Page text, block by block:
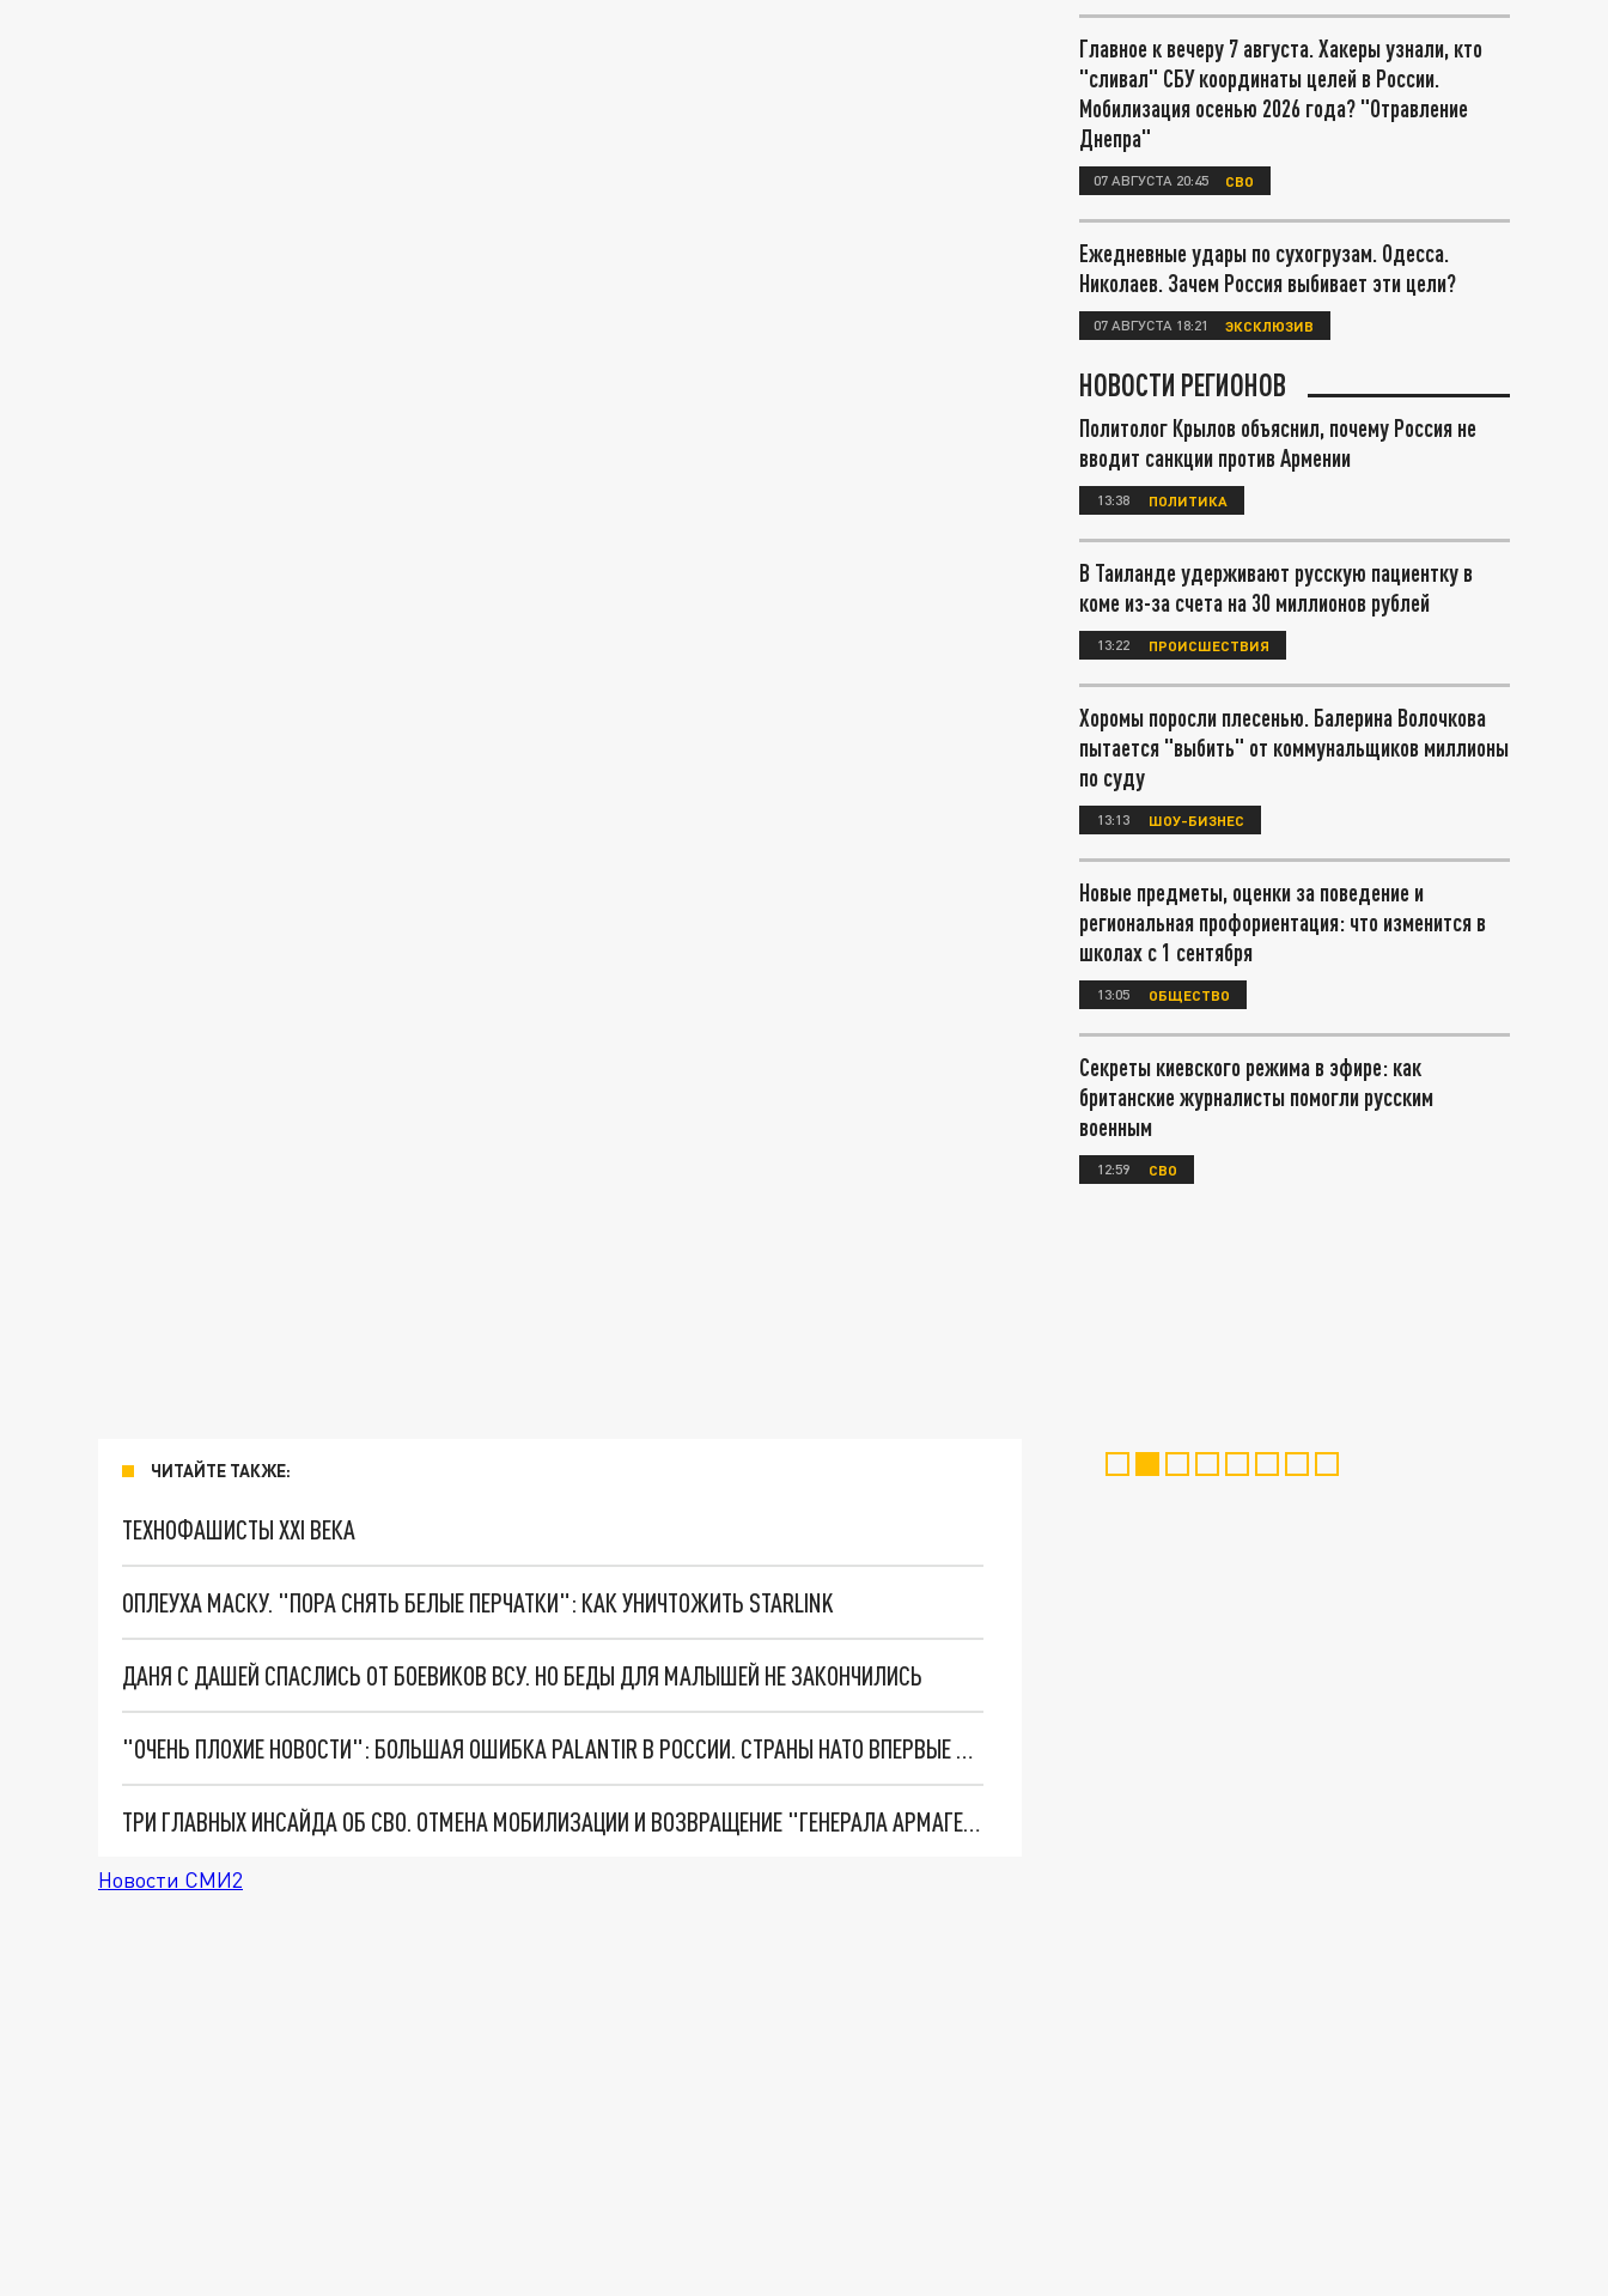
ЧИТАЙТЕ ТАКЖЕ:
ТЕХНОФАШИСТЫ XXI ВЕКА
ОПЛЕУХА МАСКУ. "ПОРА СНЯТЬ БЕЛЫЕ ПЕРЧАТКИ": КАК УНИЧТОЖИТЬ STARLINK
ДАНЯ С ДАШЕЙ СПАСЛИСЬ ОТ БОЕВИКОВ ВСУ. НО БЕДЫ ДЛЯ МАЛЫШЕЙ НЕ ЗАКОНЧИЛИСЬ
"ОЧЕНЬ ПЛОХИЕ НОВОСТИ": БОЛЬШАЯ ОШИБКА PALANTIR В РОССИИ. СТРАНЫ НАТО ВПЕРВЫЕ ЗА СВО ОСТАНОВИЛИ ПОСТАВКИ ОРУЖИЯ. ВСУ ТЕРЯЮТ ПРИГРАНИЧЬЕ?
ТРИ ГЛАВНЫХ ИНСАЙДА ОБ СВО. ОТМЕНА МОБИЛИЗАЦИИ И ВОЗВРАЩЕНИЕ "ГЕНЕРАЛА АРМАГЕДДОНА"? ОТЛИЧНЫЕ НОВОСТИ, КОТОРЫЕ ЖДАЛИ ВСЕ
Новости СМИ2
Главное к вечеру 7 августа. Хакеры узнали, кто
"сливал" СБУ координаты целей в России.
Мобилизация осенью 2026 года? "Отравление
Днепра"
07 АВГУСТА 20:45 СВО
Ежедневные удары по сухогрузам. Одесса.
Николаев. Зачем Россия выбивает эти цели?
07 АВГУСТА 18:21 ЭКСКЛЮЗИВ
НОВОСТИ РЕГИОНОВ
Политолог Крылов объяснил, почему Россия не
вводит санкции против Армении
13:38 ПОЛИТИКА
В Таиланде удерживают русскую пациентку в
коме из-за счета на 30 миллионов рублей
13:22 ПРОИСШЕСТВИЯ
Хоромы поросли плесенью. Балерина Волочкова
пытается "выбить" от коммунальщиков миллионы
по суду
13:13 ШОУ-БИЗНЕС
Новые предметы, оценки за поведение и
региональная профориентация: что изменится в
школах с 1 сентября
13:05 ОБЩЕСТВО
Секреты киевского режима в эфире: как
британские журналисты помогли русским
военным
12:59 СВО